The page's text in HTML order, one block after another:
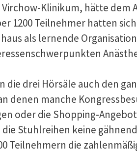
Virchow-Klinikum, hätte dem
1200 Teilnehmer hatten
als lernende
die drei Hörsäle auch den
denen manche
oder die Shopping-
Stuhlreihen keine
Teilnehmern die